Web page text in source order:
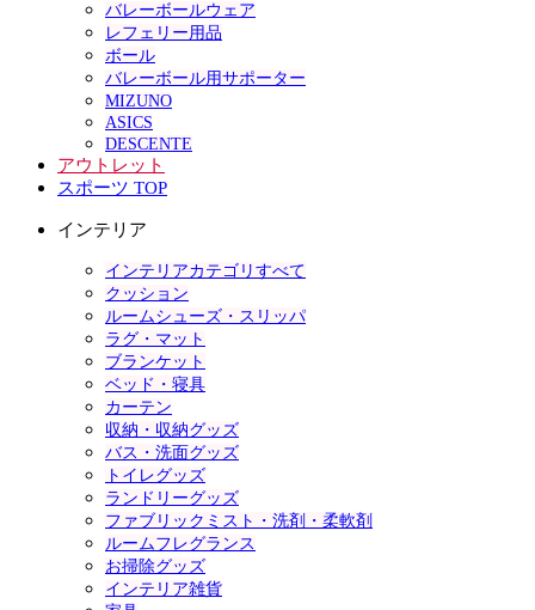
バレーボールウェア
レフェリー用品
ボール
バレーボール用サポーター
MIZUNO
ASICS
DESCENTE
アウトレット
スポーツ TOP
インテリア
インテリアカテゴリすべて
クッション
ルームシューズ・スリッパ
ラグ・マット
ブランケット
ベッド・寝具
カーテン
収納・収納グッズ
バス・洗面グッズ
トイレグッズ
ランドリーグッズ
ファブリックミスト・洗剤・柔軟剤
ルームフレグランス
お掃除グッズ
インテリア雑貨